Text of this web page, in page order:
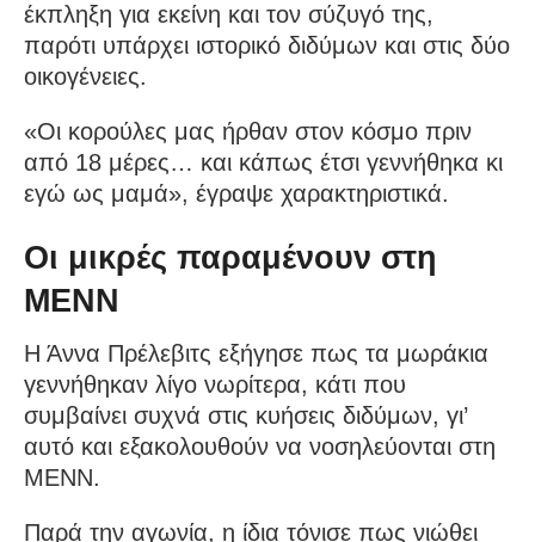
έκπληξη για εκείνη και τον σύζυγό της,
παρότι υπάρχει ιστορικό διδύμων και στις δύο
οικογένειες.
«Οι κορούλες μας ήρθαν στον κόσμο πριν
από 18 μέρες… και κάπως έτσι γεννήθηκα κι
εγώ ως μαμά», έγραψε χαρακτηριστικά.
Οι μικρές παραμένουν στη
ΜΕΝΝ
Η Άννα Πρέλεβιτς εξήγησε πως τα μωράκια
γεννήθηκαν λίγο νωρίτερα, κάτι που
συμβαίνει συχνά στις κυήσεις διδύμων, γι’
αυτό και εξακολουθούν να νοσηλεύονται στη
ΜΕΝΝ.
Παρά την αγωνία, η ίδια τόνισε πως νιώθει